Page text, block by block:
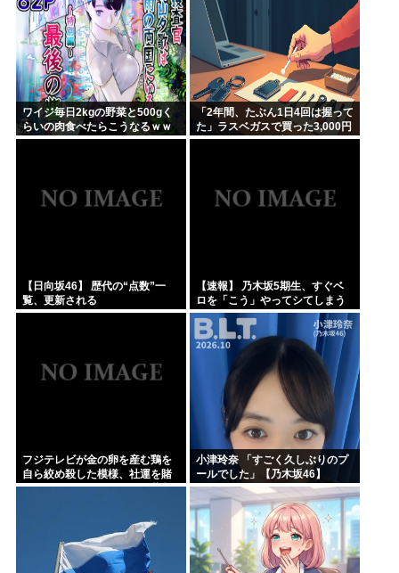
ワイジ毎日2kgの野菜と500gく
らいの肉食べたらこうなるｗｗ
ｗ
「2年間、たぶん1日4回は握って
た」ラスベガスで買った3,000円
のキーホルダーを調べたら
【日向坂46】 歴代の“点数”一
覧、更新される
【速報】 乃木坂5期生、すぐベ
ロを「こう」やってシてしまう
ｗｗｗｗｗｗ
フジテレビが金の卵を産む鶏を
自ら絞め殺した模様、社運を賭
けたドル箱コンテンツが御蔵入
小津玲奈 「すごく久しぶりのプ
ールでした」【乃木坂46】